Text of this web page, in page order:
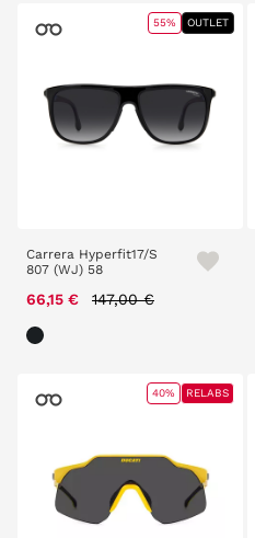
Carrera Hyperfit17/S
807 (WJ) 58
66,15 € Price reduced from
147,00 €
55% OUTLET
40% RELABS